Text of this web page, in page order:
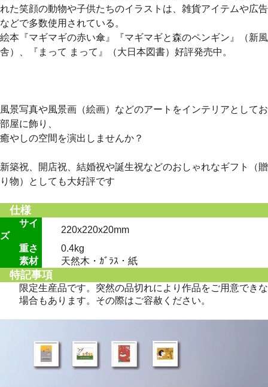
れた笑顔の動物や子供たちのイラストは、雑貨アイテムや広告
などで多数使用されている。
絵本『マギマギの赤い傘』『マギマギと森のペンギン』（新風
舎）、『まって まって』（大日本図書）好評発売中。
風景写真や風景画（絵画）などのアートをインテリアとしてお
部屋に飾り、
癒やしの空間を演出しませんか？
新築祝、開店祝、結婚祝や誕生祝などのおしゃれなギフト（贈
り物）としても大好評です
仕様
サイ
ズ
220x220x20mm
重さ
0.4kg
素材
天然木・ｶﾞﾗｽ・紙
特記事項
限定生産品です。突然の品切れにより作品をご用意でき
場合もあります。その際はご容赦ください。